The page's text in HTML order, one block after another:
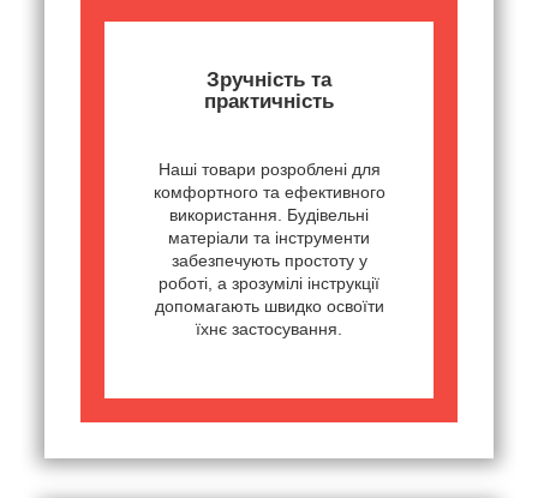
Зручність та
практичність
Наші товари розроблені для
комфортного та ефективного
використання. Будівельні
матеріали та інструменти
забезпечують простоту у
роботі, а зрозумілі інструкції
допомагають швидко освоїти
їхнє застосування.